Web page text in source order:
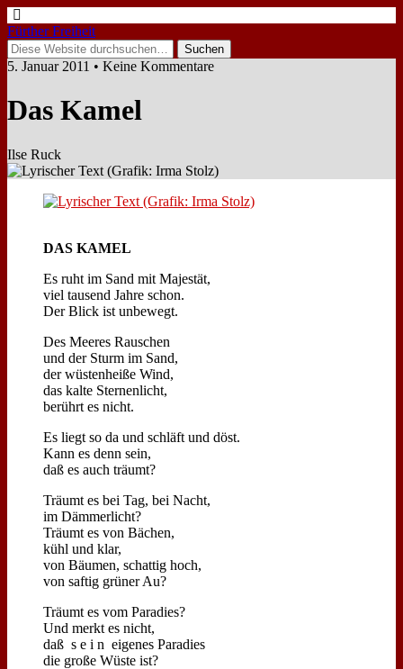
Fürther Freiheit
5. Januar 2011 • Keine Kommentare
Das Ka­mel
Ilse Ruck
DAS KAMEL
Es ruht im Sand mit Ma­je­stät,
viel tau­send Jah­re schon.
Der Blick ist un­be­wegt.
Des Mee­res Rau­schen
und der Sturm im Sand,
der wü­sten­hei­ße Wind,
das kal­te Ster­nen­licht,
be­rührt es nicht.
Es liegt so da und schläft und döst.
Kann es denn sein,
daß es auch träumt?
Träumt es bei Tag, bei Nacht,
im Däm­mer­licht?
Träumt es von Bä­chen,
kühl und klar,
von Bäu­men, schat­tig hoch,
von saf­tig grü­ner Au?
Träumt es vom Pa­ra­dies?
Und merkt es nicht,
daß s e i n ei­ge­nes Pa­ra­dies
die gro­ße Wü­ste ist?